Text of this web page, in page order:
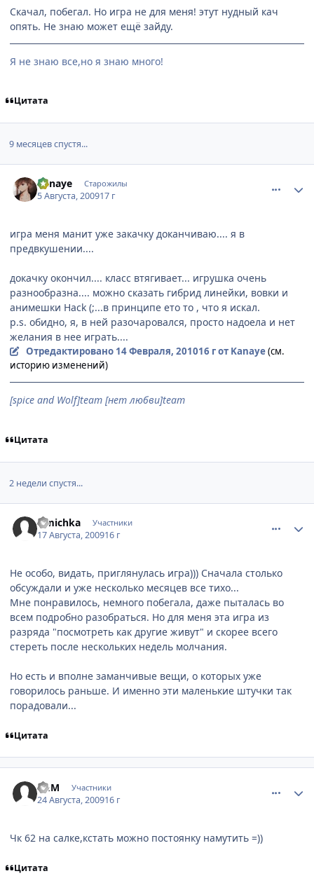
Скачал, побегал. Но игра не для меня! этут нудный кач
опять. Не знаю может ещё зайду.
Я не знаю все,но я знаю много!
Цитата
9 месяцев спустя...
Kanaye Старожилы
5 Августа, 200917 г
игра меня манит уже закачку доканчиваю.... я в
предвкушении....
докачку окончил.... класс втягивает... игрушка очень
разнообразна.... можно сказать гибрид линейки, вовки и
анимешки Нack (;...в принципе ето то , что я искал.
p.s. обидно, я, в ней разочаровался, просто надоела и нет
желания в нее играть....
Отредактировано 14 Февраля, 201016 гот Kanaye(см.
историю изменений)
[spice and Wolf]team [нет любви]team
Цитата
2 недели спустя...
Umichka Участники
17 Августа, 200916 г
Не особо, видать, приглянулась игра))) Сначала столько
обсуждали и уже несколько месяцев все тихо...
Мне понравилось, немного побегала, даже пыталась во
всем подробно разобраться. Но для меня эта игра из
разряда "посмотреть как другие живут" и скорее всего
стереть после нескольких недель молчания.
Но есть и вполне заманчивые вещи, о которых уже
говорилось раньше. И именно эти маленькие штучки так
порадовали...
Цитата
L&M Участники
24 Августа, 200916 г
Чк 62 на салке,кстать можно постоянку намутить =))
Цитата